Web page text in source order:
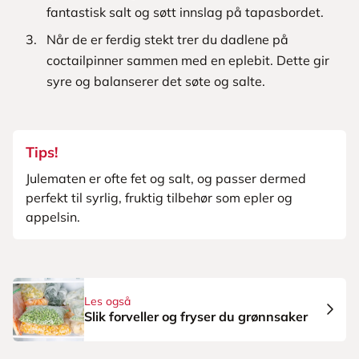
fantastisk salt og søtt innslag på tapasbordet.
Når de er ferdig stekt trer du dadlene på
coctailpinner sammen med en eplebit. Dette gir
syre og balanserer det søte og salte.
Tips!
Julematen er ofte fet og salt, og passer dermed
perfekt til syrlig, fruktig tilbehør som epler og
appelsin.
Les også
Slik forveller og fryser du grønnsaker